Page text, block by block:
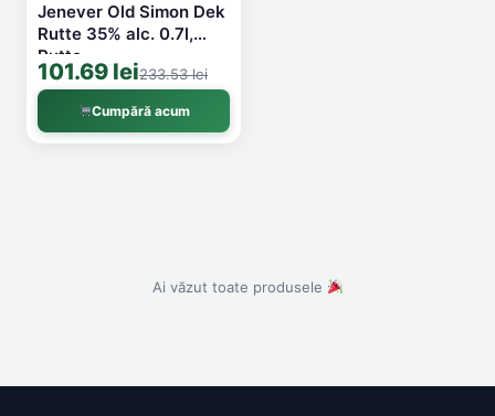
Jenever Old Simon Dek
Rutte 35% alc. 0.7l,
Rutte
101.69 lei233.53 lei
Cumpără acum
Ai văzut toate produsele